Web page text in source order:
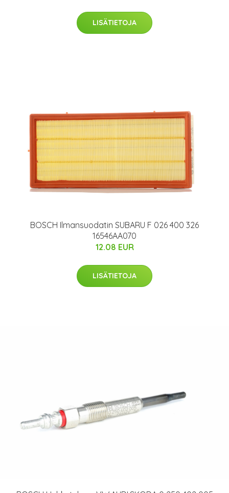
LISÄTIETOJA
BOSCH Ilmansuodatin SUBARU F 026 400 326
16546AA070
12.08 EUR
LISÄTIETOJA